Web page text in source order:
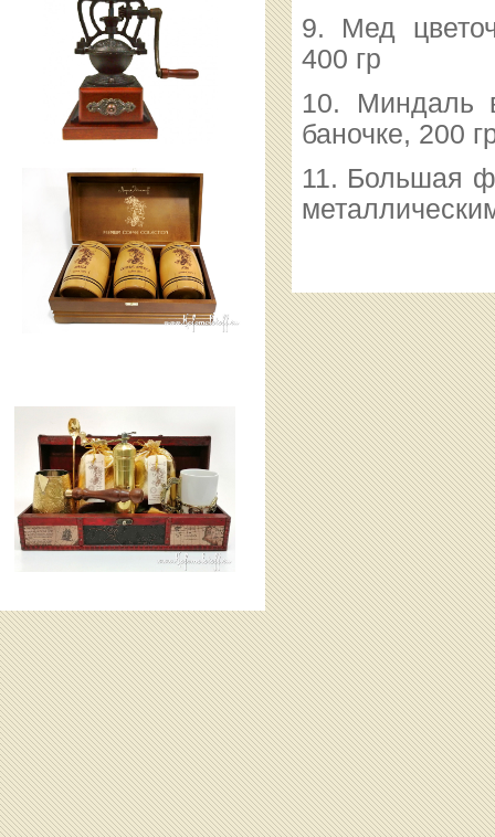
9. Мед
400 гр
10. Миндаль
баночке, 200
11. Большая